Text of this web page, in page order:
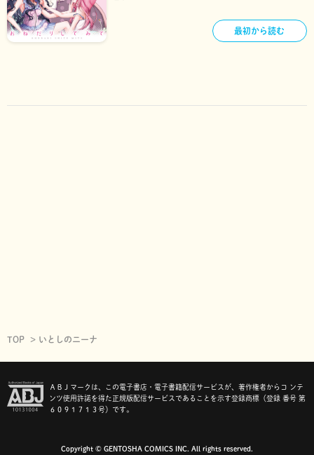
最初から読む
TOP いとしのニーナ
ＡＢＪマークは、この電子書店・電子書籍配信サービスが、著作権者からコ ンテ
ンツ使用許諾を得た正規版配信サービスであることを示す登録商標（登録 番号 第
６０９１７１３号）です。
Copyright © GENTOSHA COMICS INC. All rights reserved.